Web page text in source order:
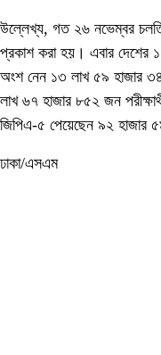
উল্লেখ্য, গত ২৬ নভেম্বর
প্রকাশ করা হয়। এবার দেশের
অংশ নেন ১৩ লাখ ৫৯ হাজার
লাখ ৬৭ হাজার ৮৫২ জন
জিপিএ-৫ পেয়েছেন ৯২ হাজার
ঢাকা/এসএম